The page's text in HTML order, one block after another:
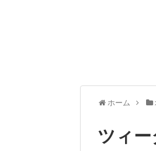
ホーム
ツィー